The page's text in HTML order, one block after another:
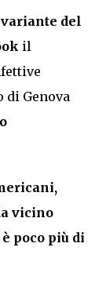
del
il
di Genova
vicino
poco più di